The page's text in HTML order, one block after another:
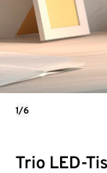
Trio LED-
1/6